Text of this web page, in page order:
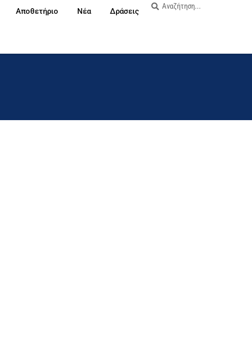
Αποθετήριο Νέα Δράσεις